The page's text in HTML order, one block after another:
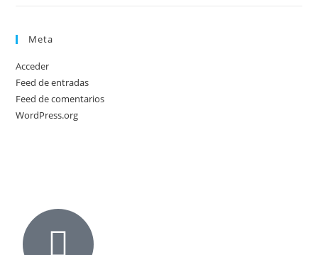
Meta
Acceder
Feed de entradas
Feed de comentarios
WordPress.org